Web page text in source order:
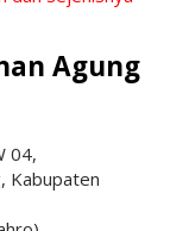
Agung
04,
Kabupaten